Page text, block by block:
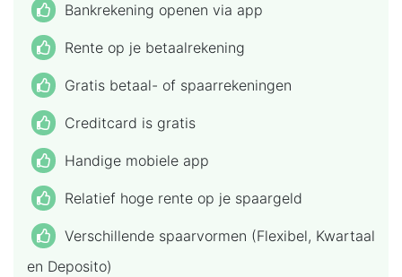
Bankrekening openen via app
Rente op je betaalrekening
Gratis betaal- of spaarrekeningen
Creditcard is gratis
Handige mobiele app
Relatief hoge rente op je spaargeld
Verschillende spaarvormen (Flexibel, Kwartaal
en Deposito)